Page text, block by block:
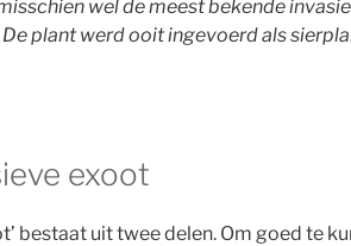
wel de meest bekende
plant werd ooit ingevoerd als
exoot
bestaat uit twee delen. Om goed te